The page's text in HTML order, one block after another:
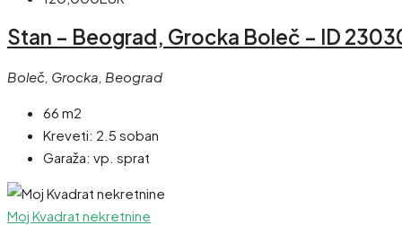
Stan – Beograd, Grocka Boleč – ID
Boleč, Grocka, Beograd
66 m2
Kreveti: 2.5 soban
Garaža: vp. sprat
Moj Kvadrat nekretnine